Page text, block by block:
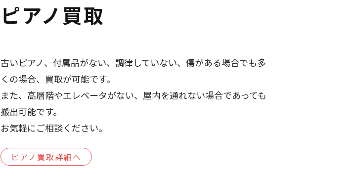
ピアノ買取
古いピアノ、付属品がない、調律していない、傷がある場合でも多
くの場合、買取が可能です。
また、高層階やエレベータがない、屋内を通れない場合であっても
搬出可能です。
お気軽にご相談ください。
ピアノ買取詳細へ